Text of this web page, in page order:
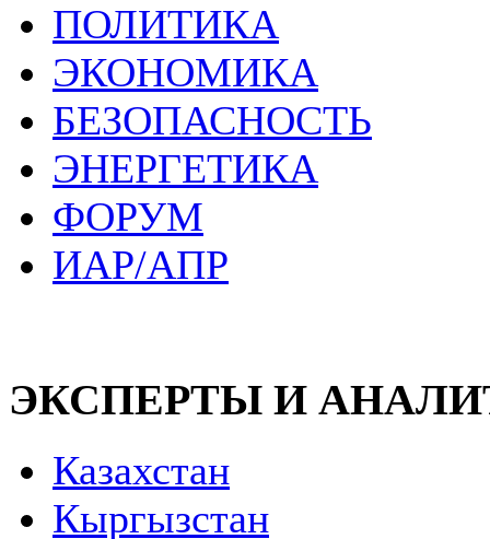
ПОЛИТИКА
ЭКОНОМИКА
БЕЗОПАСНОСТЬ
ЭНЕРГЕТИКА
ФОРУМ
ИАР/АПР
ЭКСПЕРТЫ И
Казахстан
Кыргызстан